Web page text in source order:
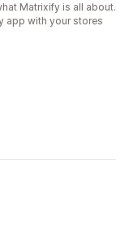
Matrixify is all about.
app with your stores